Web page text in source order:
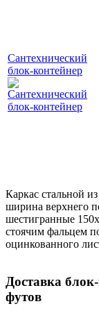
Сантехнический
блок-контейнер
Каркас стальной
ширина верхнего
шестигранные
стоячим фальцем
оцинкованного
Доставка
футов